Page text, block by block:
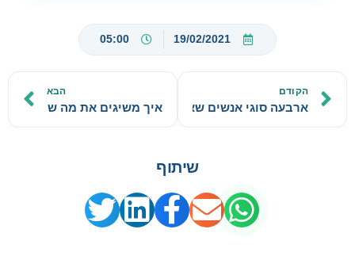
19/02/2021
05:00
הקודם
ארבעה סוגי אנשים שאסור להיות
הבא
איך משיגים את מה שרוצים?
שיתוף